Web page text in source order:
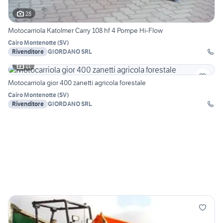
28
Motocarriola KatoImer Carry 108 hf 4 Pompe Hi-Flow
Cairo Montenotte(SV)
Rivenditore GIORDANO SRL
11
Motocarriola gior 400 zanetti agricola forestale
Cairo Montenotte(SV)
Rivenditore GIORDANO SRL